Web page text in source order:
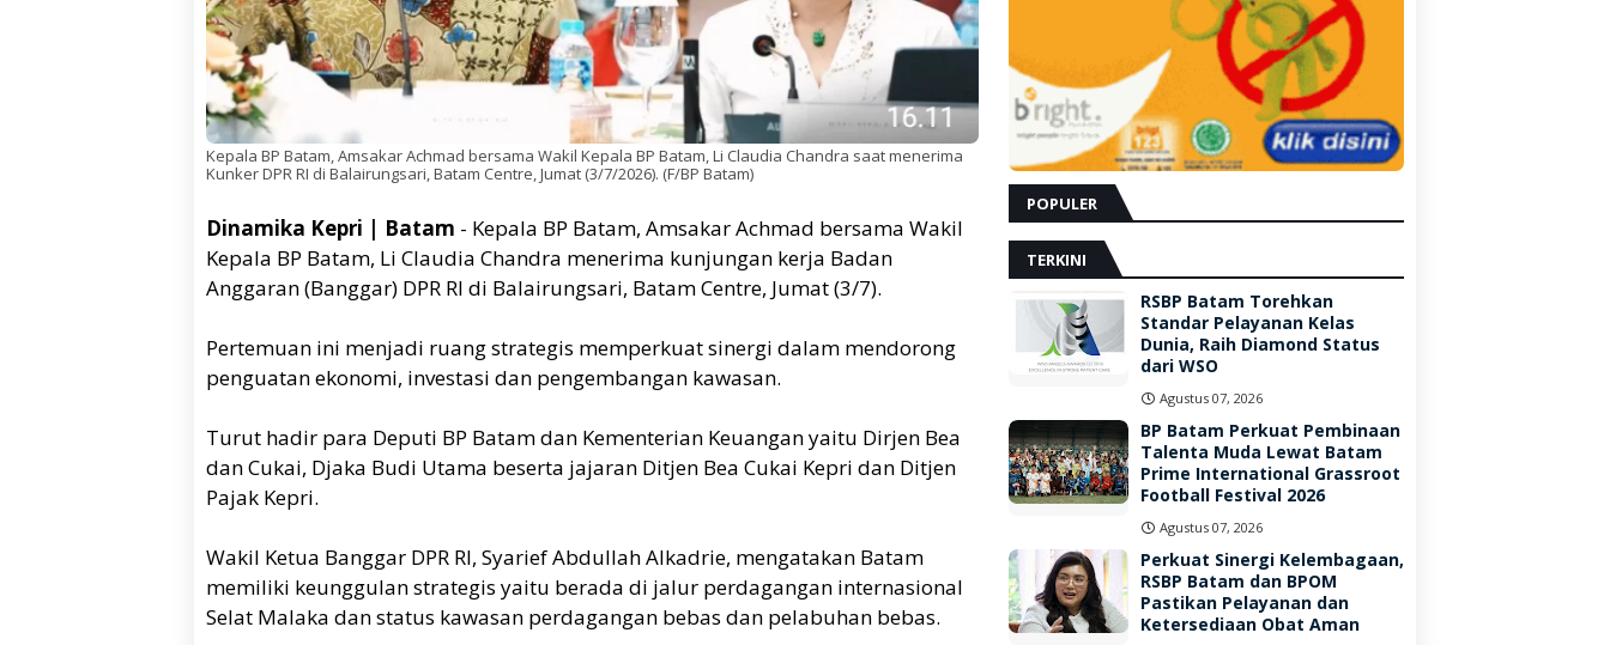
Kepala BP Batam, Amsakar Achmad bersama Wakil Kepala BP Batam, Li Claudia Chandra saat menerima
Kunker DPR RI di Balairungsari, Batam Centre, Jumat (3/7/2026). (F/BP Batam)
Dinamika Kepri | Batam - Kepala BP Batam, Amsakar Achmad bersama Wakil
Kepala BP Batam, Li Claudia Chandra menerima kunjungan kerja Badan
Anggaran (Banggar) DPR RI di Balairungsari, Batam Centre, Jumat (3/7).
Pertemuan ini menjadi ruang strategis memperkuat sinergi dalam mendorong
penguatan ekonomi, investasi dan pengembangan kawasan.
Turut hadir para Deputi BP Batam dan Kementerian Keuangan yaitu Dirjen Bea
dan Cukai, Djaka Budi Utama beserta jajaran Ditjen Bea Cukai Kepri dan Ditjen
Pajak Kepri.
Wakil Ketua Banggar DPR RI, Syarief Abdullah Alkadrie, mengatakan Batam
memiliki keunggulan strategis yaitu berada di jalur perdagangan internasional
Selat Malaka dan status kawasan perdagangan bebas dan pelabuhan bebas.
POPULER
TERKINI
RSBP Batam Torehkan
Standar Pelayanan Kelas
Dunia, Raih Diamond Status
dari WSO
Agustus 07, 2026
BP Batam Perkuat Pembinaan
Talenta Muda Lewat Batam
Prime International Grassroot
Football Festival 2026
Agustus 07, 2026
Perkuat Sinergi Kelembagaan,
RSBP Batam dan BPOM
Pastikan Pelayanan dan
Ketersediaan Obat Aman